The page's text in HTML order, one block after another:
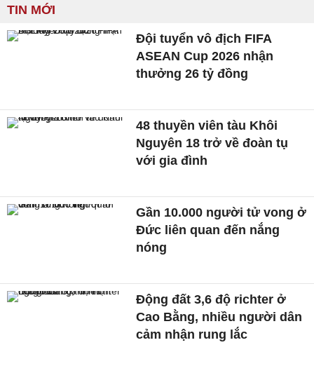
TIN MỚI
Đội tuyển vô địch FIFA
ASEAN Cup 2026 nhận
thưởng 26 tỷ đồng
48 thuyền viên tàu Khôi
Nguyên 18 trở về đoàn tụ
với gia đình
Gần 10.000 người tử vong ở
Đức liên quan đến nắng
nóng
Động đất 3,6 độ richter ở
Cao Bằng, nhiều người dân
cảm nhận rung lắc